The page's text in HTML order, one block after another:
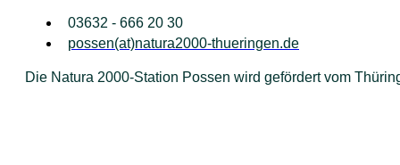
03632 - 666 20 30
possen(at)natura2000-thueringen.de
Die Natura 2000-Station Possen wird gefördert vom